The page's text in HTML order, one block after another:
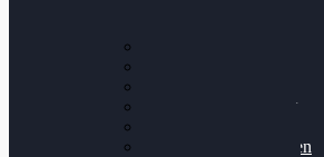
Getriebeoptimierung
Bremsscheiben planen